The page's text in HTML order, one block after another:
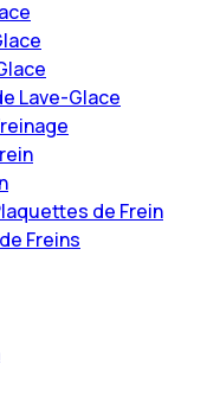
Lave-Glace
de Frein
Freins